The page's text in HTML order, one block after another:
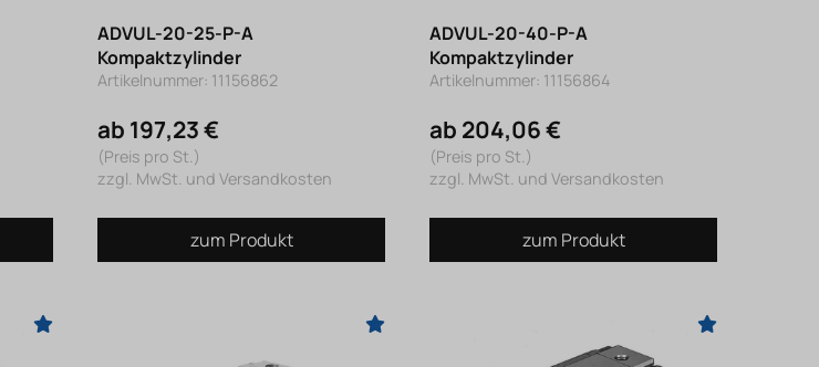
ADVUL-20-25-P-A
Kompaktzylinder
Artikelnummer: 11156862
ab 197,23 €
(Preis pro St.)
zzgl. MwSt. und Versandkosten
zum Produkt
ADVUL-20-40-P-A
Kompaktzylinder
Artikelnummer: 11156864
ab 204,06 €
(Preis pro St.)
zzgl. MwSt. und Versandkosten
zum Produkt